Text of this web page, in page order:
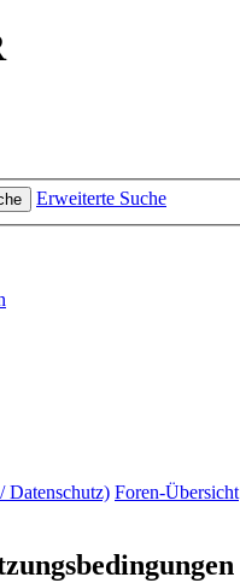
Erweiterte Suche
Datenschutz) Foren-Übersicht